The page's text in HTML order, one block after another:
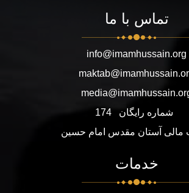
تماس با ما
info@imamhussain.org
شماره رایگان
174
آستان مقدس امام حسین
خدمات